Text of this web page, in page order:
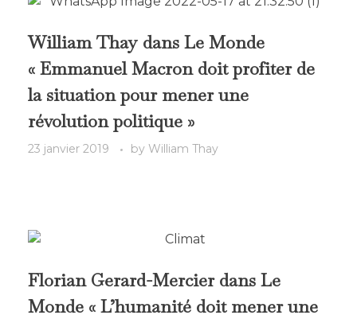
William Thay dans Le Monde
« Emmanuel Macron doit profiter de
la situation pour mener une
révolution politique »
23 janvier 2019 by William Thay
Florian Gerard-Mercier dans Le
Monde « L’humanité doit mener une